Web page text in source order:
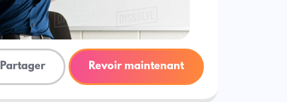
Partager Revoir maintenant